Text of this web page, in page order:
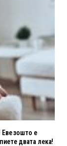
зошто е
двата лека!